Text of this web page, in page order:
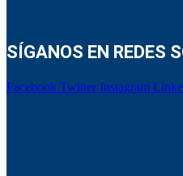
SÍGANOS EN REDES
Facebook Twitter Instagram